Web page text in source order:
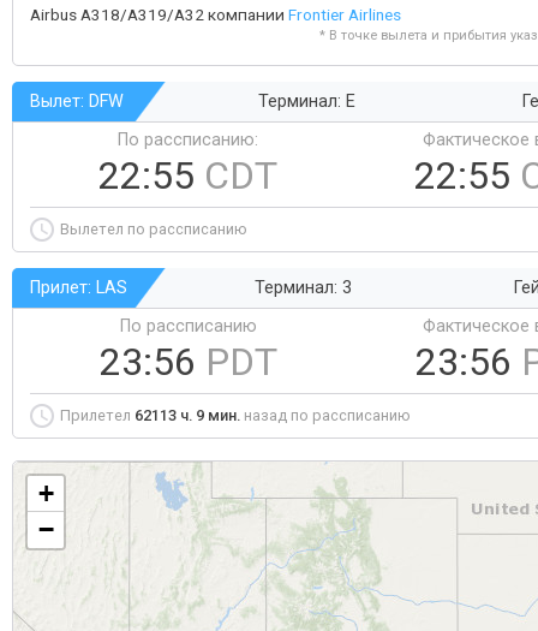
Airbus A318/A319/A32 компании Frontier Airlines
* В точке вылета и прибытия
Вылет: DFW Терминал: E
По рассписанию:
22:55 CDT
Фактическое
22:55
Вылетел по рассписанию
Прилет: LAS Терминал: 3
По рассписанию
23:56 PDT
Фактическое
23:56
Прилетел 62113 ч. 9 мин. назад по рассписанию
+
−